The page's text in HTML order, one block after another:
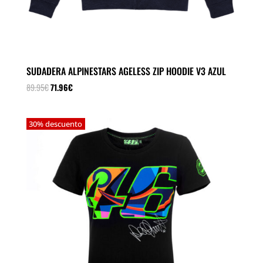
SUDADERA ALPINESTARS AGELESS ZIP HOODIE V3 AZUL
89.95€El
era:
89.95€.
71.96€El
es:
71.96€.
30% descuento